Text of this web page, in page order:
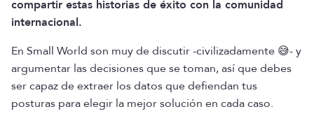
compartir estas historias de éxito con la comunidad
internacional.
En Small World son muy de discutir -civilizadamente 😅- y
argumentar las decisiones que se toman, así que debes
ser capaz de extraer los datos que defiendan tus
posturas para elegir la mejor solución en cada caso.